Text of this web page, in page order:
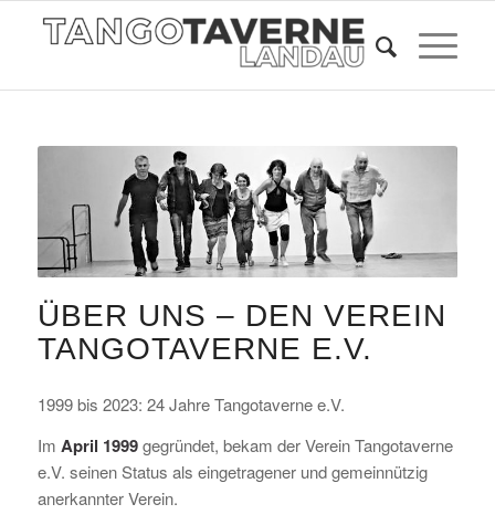
ÜBER UNS – DEN VEREIN
TANGOTAVERNE E.V.
1999 bis 2023: 24 Jahre Tangotaverne e.V.
Im April 1999gegründet, bekam der Verein Tangotaverne
e.V. seinen Status als eingetragener und gemeinnützig
anerkannter Verein.